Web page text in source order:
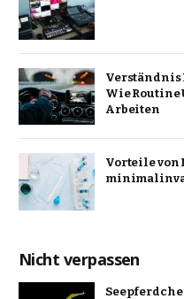
Verständnis
Wie Routine
Arbeiten
Vorteile
Nicht verpassen